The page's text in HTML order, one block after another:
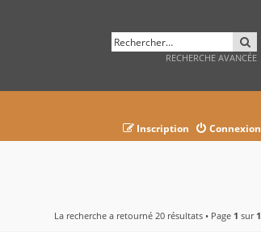
RECHERCHE AVANCÉE
Connexion
Inscription
La recherche a retourné 20 résultats • Page 1 sur 1